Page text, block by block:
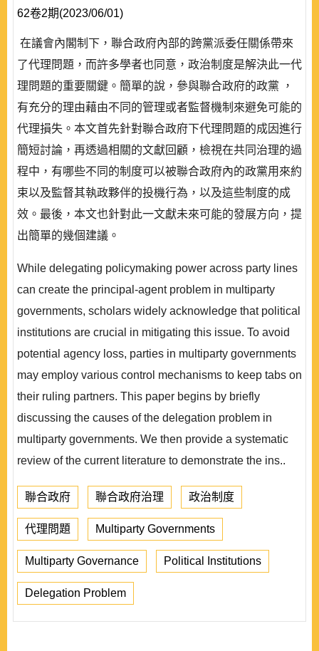
62卷2期(2023/06/01)
在議會內閣制下，聯合政府內部的跨黨派委任關係帶來
了代理問題，而許多學者也同意，政治制度是解決此一代
理問題的重要關鍵。簡單的說，參與聯合政府的政黨 ，
有充分的理由藉由不同的管理或者監督機制來避免可能的
代理損失。本文首先針對聯合政府下代理問題的成因進行
簡短討論，再透過相關的文獻回顧，檢視在共同治理的過
程中，有哪些不同的制度可以被聯合政府內的政黨用來約
束以及監督其執政夥伴的投機行為，以及這些制度的成
效。最後，本文也針對此一文獻未來可能的發展方向，提
出簡單的幾個建議。
While delegating policymaking power across party lines
can create the principal-agent problem in multiparty
governments, scholars widely acknowledge that political
institutions are crucial in mitigating this issue. To avoid
potential agency loss, parties in multiparty governments
may employ various control mechanisms to keep tabs on
their ruling partners. This paper begins by briefly
discussing the causes of the delegation problem in
multiparty governments. We then provide a systematic
review of the current literature to demonstrate the ins..
聯合政府 聯合政府治理 政治制度
代理問題 Multiparty Governments
Multiparty Governance Political Institutions
Delegation Problem